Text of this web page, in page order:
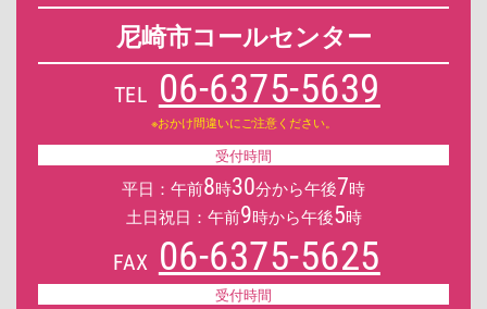
尼崎市コールセンター
TEL 06-6375-5639
※おかけ間違いにご注意ください。
受付時間
平日：午前8時30分から午後7時
土日祝日：午前9時から午後5時
FAX 06-6375-5625
受付時間